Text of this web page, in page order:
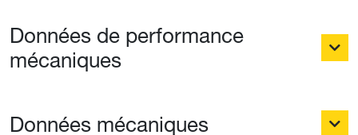
Données de performance
mécaniques
Données mécaniques